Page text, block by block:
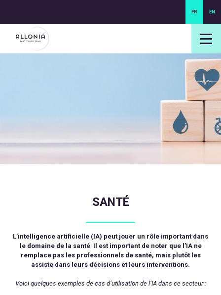
FR EN
SANTÉ
L’intelligence artificielle (IA) peut jouer un rôle important dans
le domaine de la santé. Il est important de noter que l’IA ne
remplace pas les professionnels de santé, mais plutôt les
assiste dans leurs décisions et leurs interventions.
Voici quelques exemples de cas d’utilisation de l’IA dans ce secteur :